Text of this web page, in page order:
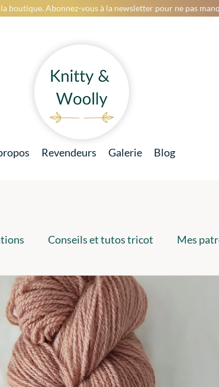
boutique. Abonnez-vous à la newsletter pour ne pas
Revendeurs Galerie Blog
Conseils et tutos tricot Mes